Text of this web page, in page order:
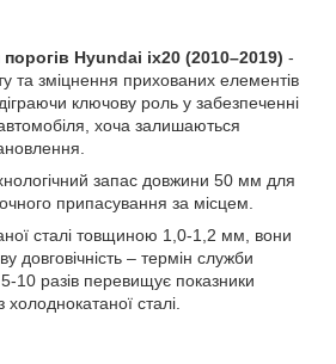
Hyundai ix20 (2010–2019) -
та зміцнення прихованих елементів
ключову роль у забезпеченні
хоча залишаються
запас довжини 50 мм для
припасування за місцем.
сталі товщиною 1,0-1,2 мм, вони
довговічність – термін служби
10 разів перевищує показники
сталі.